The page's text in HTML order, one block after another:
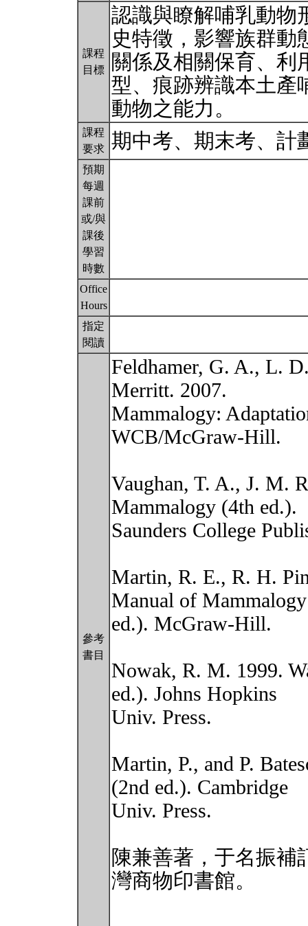
課程
目標
認識與瞭解哺乳動物
史特徵，影響族群動
關係及相關保育、利
型、痕跡辨識本土產
動物之能力。
課程
要求 期中考、期末考、計
預期
每週
課前
或/與
課後
學習
時數
Office
Hours
指定
閱讀
參考
書目
Feldhamer, G. A., L.
Merritt. 2007.
Mammalogy:
WCB/McGraw-Hill.
Vaughan, T. A., J. M.
Mammalogy (4th ed.).
Saunders College
Martin, R. E., R. H.
Manual of
ed.). McGraw-Hill.
Nowak, R. M. 1999.
ed.). Johns Hopkins
Univ. Press.
Martin, P., and P.
(2nd ed.). Cambridge
Univ. Press.
陳兼善著，于名振補
灣商物印書館。